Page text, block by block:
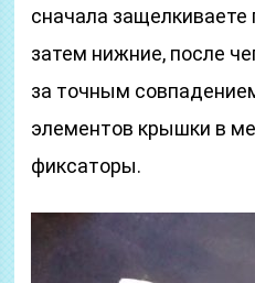
сначала
затем нижние, после
за точным
элементов крышки в
фиксаторы.